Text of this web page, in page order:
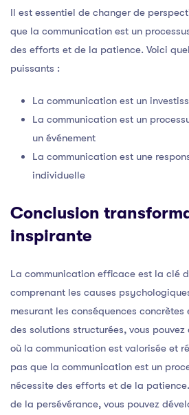
Il est essentiel de changer de
que la communication est un
des efforts et de la patience. Voici
puissants :
La communication est un
La communication est un
un événement
La communication est une
individuelle
Conclusion
inspirante
La communication efficace est la clé
comprenant les causes
mesurant les conséquences
des solutions structurées, vous
où la communication est valorisée et
pas que la communication est un
nécessite des efforts et de la
de la persévérance, vous pouvez